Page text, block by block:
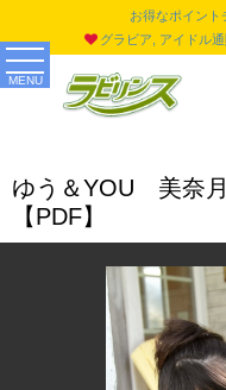
MENU
お得なポイント
グラビア, アイドル
ゆう＆YOU 美奈
【PDF】